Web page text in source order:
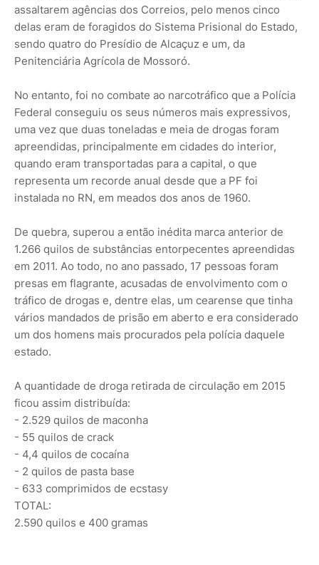
assaltarem agências dos Correios, pelo menos cinco
delas eram de foragidos do Sistema Prisional do Estado,
sendo quatro do Presídio de Alcaçuz e um, da
Penitenciária Agrícola de Mossoró.
No entanto, foi no combate ao narcotráfico que a Polícia
Federal conseguiu os seus números mais expressivos,
uma vez que duas toneladas e meia de drogas foram
apreendidas, principalmente em cidades do interior,
quando eram transportadas para a capital, o que
representa um recorde anual desde que a PF foi
instalada no RN, em meados dos anos de 1960.
De quebra, superou a então inédita marca anterior de
1.266 quilos de substâncias entorpecentes apreendidas
em 2011. Ao todo, no ano passado, 17 pessoas foram
presas em flagrante, acusadas de envolvimento com o
tráfico de drogas e, dentre elas, um cearense que tinha
vários mandados de prisão em aberto e era considerado
um dos homens mais procurados pela polícia daquele
estado.
A quantidade de droga retirada de circulação em 2015
ficou assim distribuída:
- 2.529 quilos de maconha
- 55 quilos de crack
- 4,4 quilos de cocaína
- 2 quilos de pasta base
- 633 comprimidos de ecstasy
TOTAL:
2.590 quilos e 400 gramas